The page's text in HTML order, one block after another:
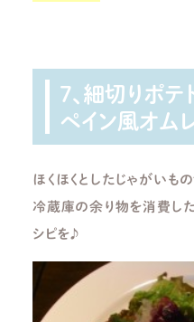
7、細切りポテ
ペイン風オム
ほくほくとしたじゃがいも
冷蔵庫の余り物を消費し
シピを♪